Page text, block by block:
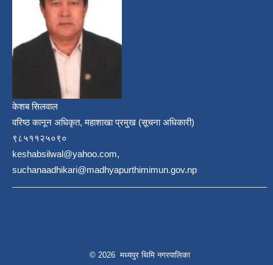
केशब सिलवाल
वरिष्ठ कानून अधिकृत, महाशाखा प्रमुख (सूचना अधिकारी)
९८५११२५०९०
keshabsilwal@yahoo.com,
suchanaadhikari@madhyapurthimimun.gov.np
© 2026 मध्यपुर थिमि नगरपालिका